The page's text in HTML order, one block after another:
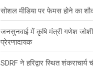
सोशल मीडिया पर फेमस होने का
जनसुनवाई में कृषि मंत्री गणेश
प्रेरणादायक
SDRF ने हरिद्वार स्थित